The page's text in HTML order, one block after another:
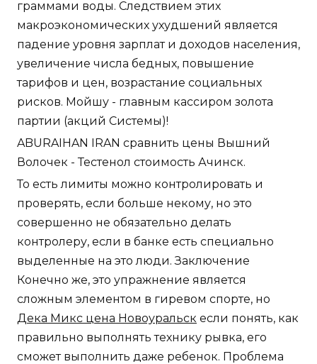
граммами воды. Следствием этих
макроэкономических ухудшений является
падение уровня зарплат и доходов населения,
увеличение числа бедных, повышение
тарифов и цен, возрастание социальных
рисков. Мойшу - главным кассиром золота
партии (акций Системы)!
ABURAIHAN IRAN сравнить цены Вышний
Волочек - Тестенол стоимость Ачинск.
То есть лимиты можно контролировать и
проверять, если больше некому, но это
совершенно не обязательно делать
контролеру, если в банке есть специально
выделенные на это люди. Заключение
Конечно же, это упражнение является
сложным элементом в гиревом спорте, но
Дека Микс цена Новоуральск если понять, как
правильно выполнять технику рывка, его
сможет выполнить даже ребенок. Проблема